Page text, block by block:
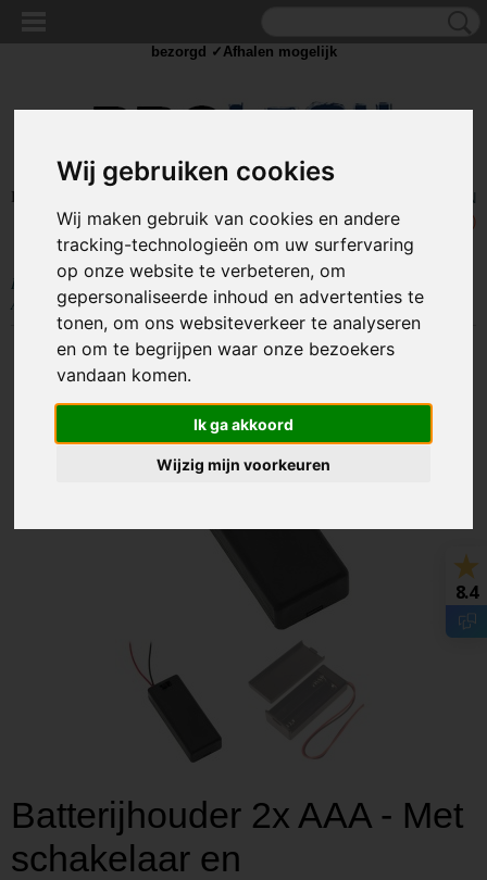
Wij gebruiken cookies
Wij maken gebruik van cookies en andere
tracking-technologieën om uw surfervaring
op onze website te verbeteren, om
gepersonaliseerde inhoud en advertenties te
tonen, om ons websiteverkeer te analyseren
en om te begrijpen waar onze bezoekers
vandaan komen.
Ik ga akkoord
Wijzig mijn voorkeuren
Inloggen
UW WINKELWAGEN
Geen producten
(0)
Home >STROOM >Batterijen> Batterijhouders >Batterijhouder 2x
AAA - Met schakelaar en montagekabels
Batterijhouder 2x AAA - Met
schakelaar en
bezorgd ✓Afhalen mogelijk
8.4